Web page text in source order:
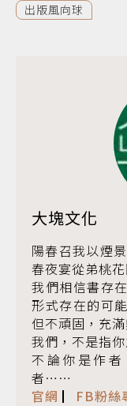
出版風向球
大塊文化
陽春召我以煙
春夜宴從弟桃
我們相信書存
形式存在的可
但不頑固，充
我們，不是指
不論你是作
者……
官網 ▏ FB粉絲